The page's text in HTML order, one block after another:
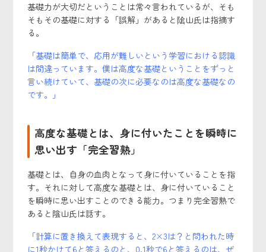
基礎力が大切だということは常々言われているが、そも
そもその基礎に対する「誤解」があると隂山氏は指摘す
る。
「基礎は簡単で、応用が難しいという学習における認識
は間違っています。僕は高度な基礎ということをずっと
言い続けていて、基礎の次に必要なのは高度な基礎なの
です。」
高度な基礎とは、身に付いたことを瞬時に
思い出す「完全習熟」
基礎とは、自身の血肉となって身に付いていることを指
す。それに対して高度な基礎とは、身に付いていること
を瞬時に思い出すことのできる能力。つまり完全習熟で
あると陰山氏は話す。
「計算に置き換えて表現すると、2×3は？と問われた時
に1秒かけて6と答えるのと、0.1秒で6と答えるのは、ぜ